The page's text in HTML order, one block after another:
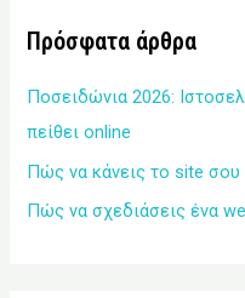
Πρόσφατα άρθρα
Ποσειδώνια 2026:
πείθει online
Πώς να κάνεις το site
Πώς να σχεδιάσεις ένα